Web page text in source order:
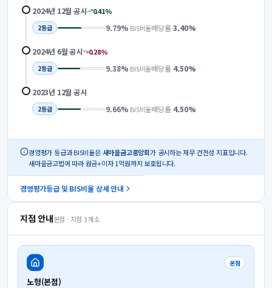
2024년 12월 공시 0.41%
2등급 9.79% BIS비율배당률 3.40%
2024년 6월공시 0.28%
2등급 9.38% BIS비율배당률 4.50%
2023년 12월 공시
2등급 9.66% BIS비율배당률 4.50%
경영평가 등급과 BIS비율은 새마을금고중앙회가 공시하는 재무 건전성 지표입니다.
새마을금고법에 따라 원금+이자 1억원까지 보호됩니다.
경영평가등급 및 BIS비율 상세 안내
지점 안내본점 · 지점 3개소
본점
노형(본점)